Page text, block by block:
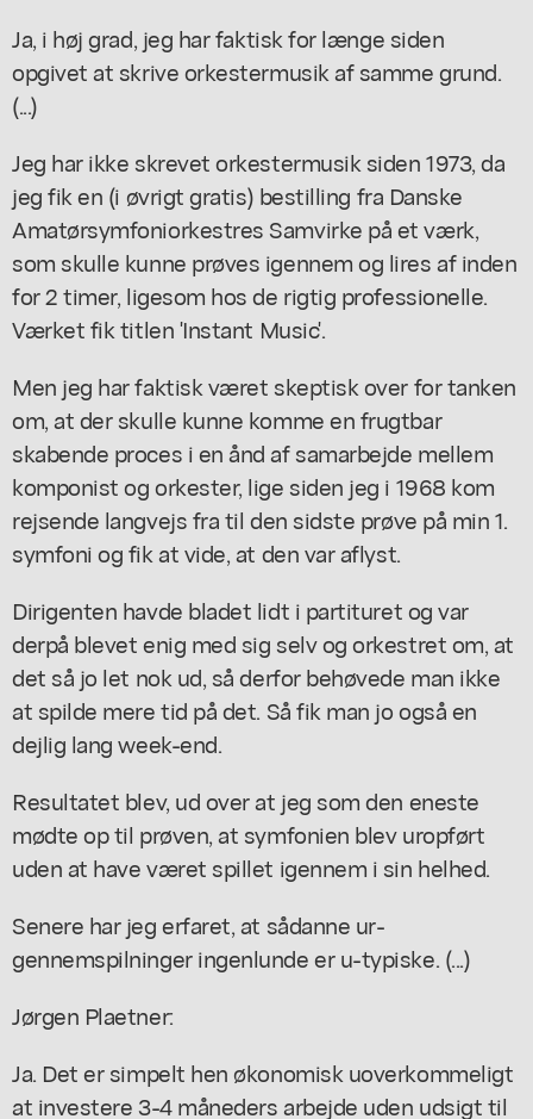
Ja, i høj grad, jeg har faktisk for længe siden
opgivet at skrive orkestermusik af samme grund.
(...)
Jeg har ikke skrevet orkestermusik siden 1973, da
jeg fik en (i øvrigt gratis) bestilling fra Danske
Amatørsymfoniorkestres Samvirke på et værk,
som skulle kunne prøves igennem og lires af inden
for 2 timer, ligesom hos de rigtig professionelle.
Værket fik titlen 'Instant Music'.
Men jeg har faktisk været skeptisk over for tanken
om, at der skulle kunne komme en frugtbar
skabende proces i en ånd af samarbejde mellem
komponist og orkester, lige siden jeg i 1968 kom
rejsende langvejs fra til den sidste prøve på min 1.
symfoni og fik at vide, at den var aflyst.
Dirigenten havde bladet lidt i partituret og var
derpå blevet enig med sig selv og orkestret om, at
det så jo let nok ud, så derfor behøvede man ikke
at spilde mere tid på det. Så fik man jo også en
dejlig lang week-end.
Resultatet blev, ud over at jeg som den eneste
mødte op til prøven, at symfonien blev uropført
uden at have været spillet igennem i sin helhed.
Senere har jeg erfaret, at sådanne ur-
gennemspilninger ingenlunde er u-typiske. (...)
Jørgen Plaetner:
Ja. Det er simpelt hen økonomisk uoverkommeligt
at investere 3-4 måneders arbejde uden udsigt til